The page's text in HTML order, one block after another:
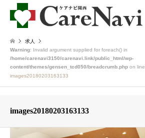
求人
Warning: Invalid argument supplied for foreach() in
/home/carenavi3150/carenavi.link/public_html/wp-
content/themes/gensen_tcd050/breadcrumb.php on line
images20180203163133
images20180203163133